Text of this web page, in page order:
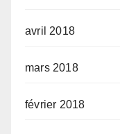
avril 2018
mars 2018
février 2018